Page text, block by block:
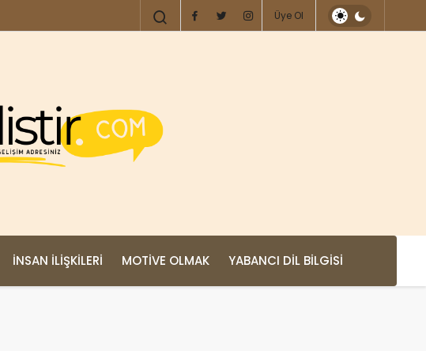
Üye Ol
İNSAN İLIŞKILERI MOTIVE OLMAK YABANCI DIL BILGISI